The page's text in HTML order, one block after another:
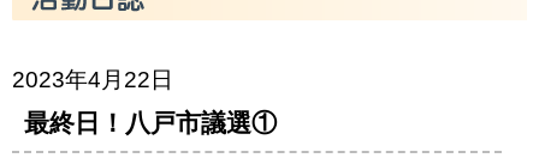
2023年4月22日
最終日！八戸市議選①